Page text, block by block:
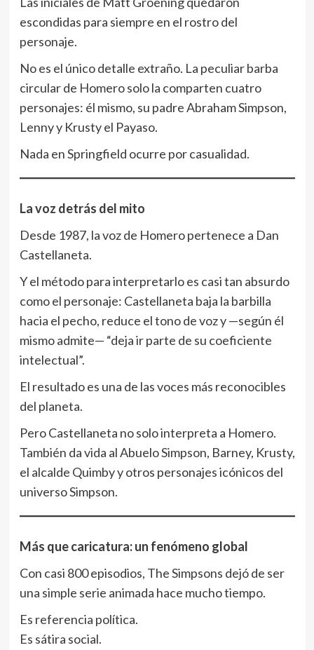
escondidas para siempre en el rostro del
personaje.
No es el único detalle extraño. La peculiar barba
circular de Homero solo la comparten cuatro
personajes: él mismo, su padre Abraham Simpson,
Lenny y Krusty el Payaso.
Nada en Springfield ocurre por casualidad.
La voz detrás del mito
Desde 1987, la voz de Homero pertenece a Dan
Castellaneta.
Y el método para interpretarlo es casi tan absurdo
como el personaje: Castellaneta baja la barbilla
hacia el pecho, reduce el tono de voz y —según él
mismo admite— “deja ir parte de su coeficiente
intelectual”.
El resultado es una de las voces más reconocibles
del planeta.
Pero Castellaneta no solo interpreta a Homero.
También da vida al Abuelo Simpson, Barney, Krusty,
el alcalde Quimby y otros personajes icónicos del
universo Simpson.
Más que caricatura: un fenómeno global
Con casi 800 episodios, The Simpsons dejó de ser
una simple serie animada hace mucho tiempo.
Es referencia política.
Es sátira social.